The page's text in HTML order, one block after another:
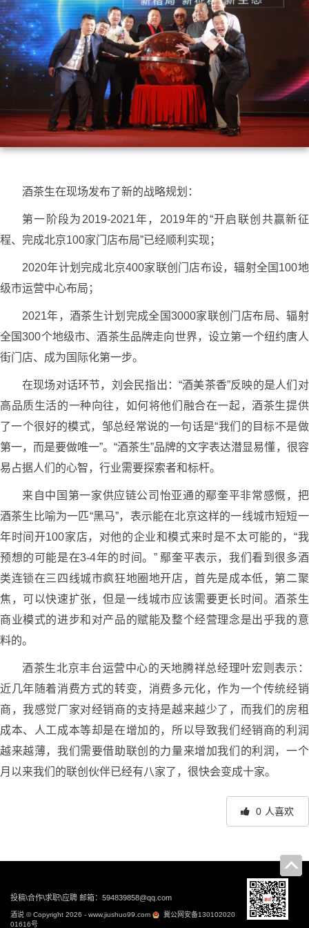
酒茶生在现场发布了新的战略规划：
第一阶段为2019-2021年，2019年的“开启联创共赢新征
程、完成北京100家门店布局”已经顺利实现；
2020年计划完成北京400家联创门店布设，辐射全国100地
级市运营中心布局；
2021年，酒茶生计划完成全国3000家联创门店布局、辐射
全国300个地级市、酒茶生品牌走向世界，设立第一个纽约唐人
街门店、成为国际化第一步。
在现场对话环节，刘会民指出：“酒美茶香”反映的是人们对
高品质生活的一种向往，如何将他们融合在一起，酒茶生提供
了一个很好的模式，邹总经常说的一句话是“我们的目标不是做
第一，而是要做唯一”。“酒茶生”品牌的文字表达潜显易懂，很容
易占据人们的心智，行业需要探索者和标杆。
来自中国第一家供应链公司怡亚通的鄢奎平非常感慨，把
酒茶生比喻为一匹“黑马”，表示能在北京这样的一线城市短短一
年时间开100家店，对他的企业和模式来时是不太可能的，“我
预想的可能是在3-4年的时间。” 鄢奎平表示，我们看到很多酒
类连锁在三四线城市疯狂地圈地开店，首先是成本低，第二聚
焦，可以快速扩张，但是一线城市应该需要更长时间。酒茶生
商业模式的进步和对产品的赋能及整个经营理念是出乎我的意
料的。
酒茶生北京丰台运营中心的天地腾祥总经理叶宏则表示：
近几年随着消费方式的转变，消费多元化，作为一个传统经销
商，我感觉厂家对经销商的支持是越来越少了，而我们的房租
成本、人工成本等却是在增加的，所以导致我们经销商的利润
越来越薄，我们需要借助联创的力量来增加我们的利润，一个
月以来我们的联创伙伴已经有八家了，很快会变成十家。
0 人喜欢
文
投稿\合作\求职\应聘 邮箱：594839858@qq.com
酒说 © Copyright 2026 - www.jiushuo99.com
冀公网安备130102020
01616号